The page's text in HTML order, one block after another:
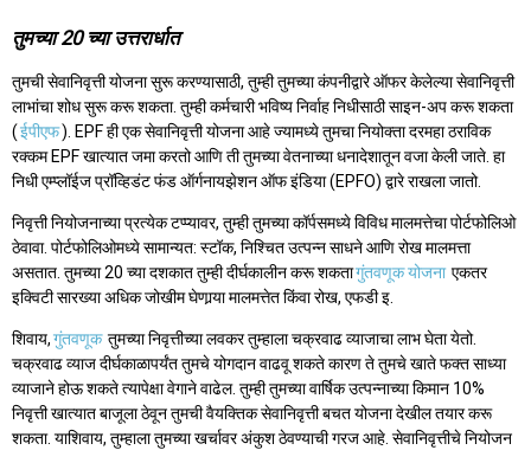
तुमच्या 20 च्या उत्तरार्धात
तुमची सेवानिवृत्ती योजना सुरू करण्यासाठी, तुम्ही तुमच्या कंपनीद्वारे ऑफर केलेल्या सेवानिवृत्ती
लाभांचा शोध सुरू करू शकता. तुम्ही कर्मचारी भविष्य निर्वाह निधीसाठी साइन-अप करू शकता
(ईपीएफ). EPF ही एक सेवानिवृत्ती योजना आहे ज्यामध्ये तुमचा नियोक्ता दरमहा ठराविक
रक्कम EPF खात्यात जमा करतो आणि ती तुमच्या वेतनाच्या धनादेशातून वजा केली जाते. हा
निधी एम्प्लॉईज प्रॉव्हिडंट फंड ऑर्गनायझेशन ऑफ इंडिया (EPFO) द्वारे राखला जातो.
निवृत्ती नियोजनाच्या प्रत्येक टप्प्यावर, तुम्ही तुमच्या कॉर्पसमध्ये विविध मालमत्तेचा पोर्टफोलिओ
ठेवावा. पोर्टफोलिओमध्ये सामान्यत: स्टॉक, निश्चित उत्पन्न साधने आणि रोख मालमत्ता
असतात. तुमच्या 20 च्या दशकात तुम्ही दीर्घकालीन करू शकतागुंतवणूक योजना एकतर
इक्विटी सारख्या अधिक जोखीम घेणार्‍या मालमत्तेत किंवा रोख, एफडी इ.
शिवाय,गुंतवणूक तुमच्या निवृत्तीच्या लवकर तुम्हाला चक्रवाढ व्याजाचा लाभ घेता येतो.
चक्रवाढ व्याज दीर्घकाळापर्यंत तुमचे योगदान वाढवू शकते कारण ते तुमचे खाते फक्त साध्या
व्याजाने होऊ शकते त्यापेक्षा वेगाने वाढेल. तुम्ही तुमच्या वार्षिक उत्पन्नाच्या किमान 10%
निवृत्ती खात्यात बाजूला ठेवून तुमची वैयक्तिक सेवानिवृत्ती बचत योजना देखील तयार करू
शकता. याशिवाय, तुम्हाला तुमच्या खर्चावर अंकुश ठेवण्याची गरज आहे. सेवानिवृत्तीचे नियोजन